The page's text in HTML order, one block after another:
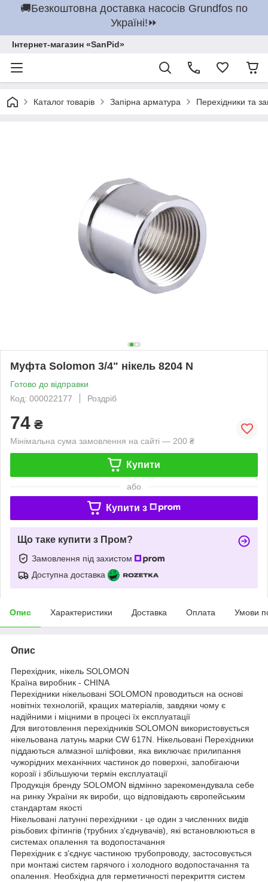
🚚Безкоштовна доставка насосів Grundfos по
Україні!⏩
Інтернет-магазин «SanPid»
Каталог товарів Запірна арматура Перехідники та
Муфта Solomon 3/4" нікель 8204 N
Готово до відправки
Код: 000022177
Роздріб
74 ₴
Мінімальна сума замовлення на сайті — 200 ₴
Купити
або
Купити з
Що таке купити з Пром?
Замовлення під захистом
Доступна доставка
Опис Характеристики Доставка Оплата Умови
Опис
Перехідник, нікель SOLOMON
Країна виробник - CHINA
Перехідники нікельовані SOLOMON проводиться на основі
новітніх технологій, кращих матеріалів, завдяки чому є
надійними і міцними в процесі їх експлуатації
Для виготовлення перехідників SOLOMON використовується
нікельована латунь марки CW 617N. Нікельовані Перехідники
піддаються алмазної шліфовки, яка виключає прилипання
чужорідних механічних частинок до поверхні, запобігаючи
корозії і збільшуючи термін експлуатації
Продукція бренду SOLOMON відмінно зарекомендувала себе
на ринку України як вироби, що відповідають європейським
стандартам якості
Нікельовані латунні перехідники - це один з численних видів
різьбових фітингів (трубних з'єднувачів), які встановлюються в
системах опалення та водопостачання
Перехідник є з'єднує частиною трубопроводу, застосовується
при монтажі систем гарячого і холодного водопостачання та
опалення. Необхідна для герметичності перекриття систем